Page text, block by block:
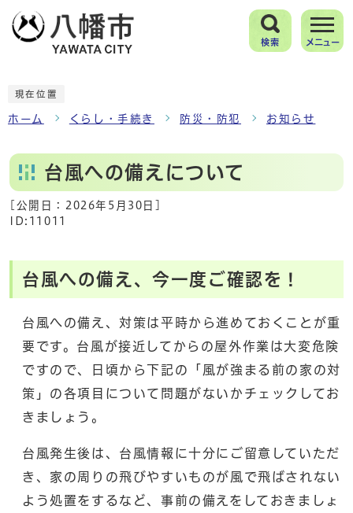
検索 メニュー
現在位置
ホーム くらし・手続き 防災・防犯 お知らせ
台風への備えについて
[公開日： 2026年5月30日
ID:11011
台風への備え、今一度ご確認を！
台風への備え、対策は平時から進めておくことが重
要です。台風が接近してからの屋外作業は大変危険
ですので、日頃から下記の「風が強まる前の家の対
策」の各項目について問題がないかチェックしてお
きましょう。
台風発生後は、台風情報に十分にご留意していただ
き、家の周りの飛びやすいものが風で飛ばされない
よう処置をするなど、事前の備えをしておきましょ